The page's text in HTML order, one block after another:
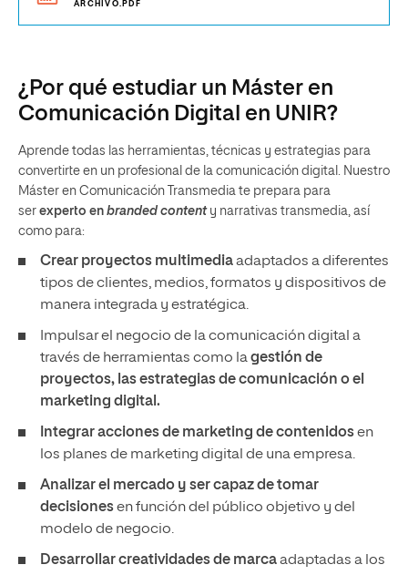
ARCHIVO.PDF
¿Por qué estudiar un Máster en
Comunicación Digital en UNIR?
Aprende todas las herramientas, técnicas y estrategias para
convertirte en un profesional de la comunicación digital. Nuestro
Máster en Comunicación Transmedia te prepara para
ser experto en branded contenty narrativas transmedia, así
como para:
Crear proyectos multimediaadaptados a diferentes
tipos de clientes, medios, formatos y dispositivos de
manera integrada y estratégica.
Impulsar el negocio de la comunicación digital a
través de herramientas como lagestión de
proyectos, las estrategias de comunicación o el
marketing digital.
Integrar acciones de marketing de contenidosen
los planes de marketing digital de una empresa.
Analizar el mercado y ser capaz de tomar
decisionesen función del público objetivo y del
modelo de negocio.
Desarrollar creatividades de marcaadaptadas a los